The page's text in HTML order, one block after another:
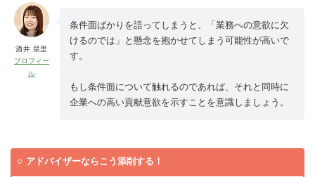
酒井 栞里
プロフィー
ル
条件面ばかりを語ってしまうと、「業務への意欲に欠
けるのでは」と懸念を抱かせてしまう可能性が高いで
す。
もし条件面について触れるのであれば、それと同時に
企業への高い貢献意欲を示すことを意識しましょう。
アドバイザーならこう添削する！